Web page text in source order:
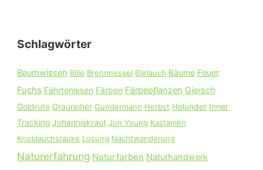
n
a
c
h
:
Schlagwörter
Baumwissen Bille Brennnessel Bärlauch Bäume Feuer
Fuchs Fährtenlesen Färben Färbepflanzen Giersch
Goldrute Graureiher Gundermann Herbst Holunder Inner
Tracking Johanniskraut Jon Young Kastanien
Knoblauchsrauke Losung Nachtwanderung
Naturerfahrung Naturfarben Naturhandwerk